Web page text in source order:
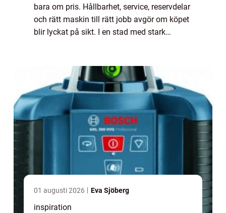
bara om pris. Hållbarhet, service, reservdelar
och rätt maskin till rätt jobb avgör om köpet
blir lyckat på sikt. I en stad med stark
01 augusti 2026 Eva Sjöberg
inspiration